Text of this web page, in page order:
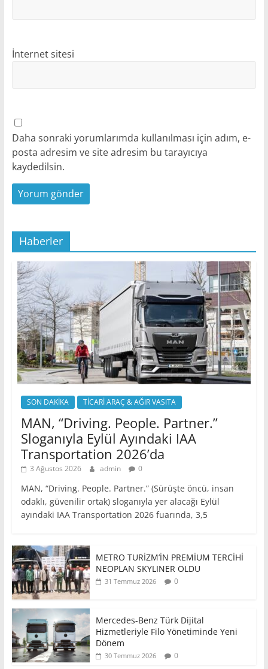
İnternet sitesi
Daha sonraki yorumlarımda kullanılması için adım, e-
posta adresim ve site adresim bu tarayıcıya
kaydedilsin.
Haberler
SON DAKİKA TİCARİ ARAÇ & AĞIR VASITA
MAN, “Driving. People. Partner.”
Sloganıyla Eylül Ayındaki IAA
Transportation 2026’da
3 Ağustos 2026 admin 0
MAN, “Driving. People. Partner.” (Sürüşte öncü, insan
odaklı, güvenilir ortak) sloganıyla yer alacağı Eylül
ayındaki IAA Transportation 2026 fuarında, 3,5
METRO TURİZM’İN PREMİUM TERCİHİ
NEOPLAN SKYLINER OLDU
31 Temmuz 2026 0
Mercedes-Benz Türk Dijital
Hizmetleriyle Filo Yönetiminde Yeni
Dönem
30 Temmuz 2026 0